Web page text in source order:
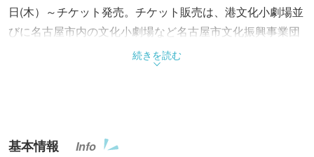
日(木）～チケット発売。チケット販売は、港文化小劇場並
びに名古屋市内の文化小劇場など名古屋市文化振興事業団
の管理運営する施設、名古屋市文化振興事業団チケットガ
続きを読む
基本情報 Info